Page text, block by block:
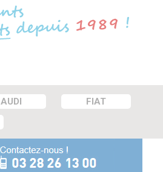
AUDI
FIAT